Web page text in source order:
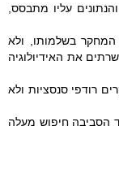
עליו מתבסס,
המחקר בשלמותו, ולא
את האידיולוגיה
רודפי סנסציות ולא
הסביבה חיפוש מעלה